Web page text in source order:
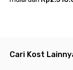
Cari Kost